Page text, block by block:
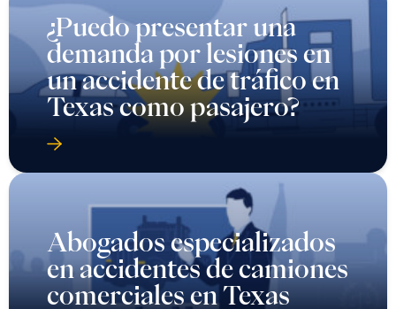
¿Puedo presentar una
demanda por lesiones en
un accidente de tráfico en
Texas como pasajero?
Abogados especializados
en accidentes de camiones
comerciales en Texas